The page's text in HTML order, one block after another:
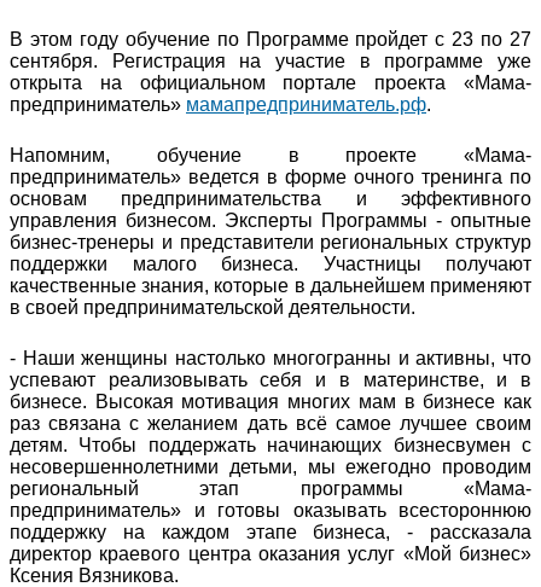
В этом году обучение по Программе пройдет с 23 по 27
сентября. Регистрация на участие в программе уже
открыта на официальном портале проекта «Мама-
предприниматель» мамапредприниматель.рф.
Напомним, обучение в проекте «Мама-
предприниматель» ведется в форме очного тренинга по
основам предпринимательства и эффективного
управления бизнесом. Эксперты Программы - опытные
бизнес-тренеры и представители региональных структур
поддержки малого бизнеса. Участницы получают
качественные знания, которые в дальнейшем применяют
в своей предпринимательской деятельности.
- Наши женщины настолько многогранны и активны, что
успевают реализовывать себя и в материнстве, и в
бизнесе. Высокая мотивация многих мам в бизнесе как
раз связана с желанием дать всё самое лучшее своим
детям. Чтобы поддержать начинающих бизнесвумен с
несовершеннолетними детьми, мы ежегодно проводим
региональный этап программы «Мама-
предприниматель» и готовы оказывать всестороннюю
поддержку на каждом этапе бизнеса, - рассказала
директор краевого центра оказания услуг «Мой бизнес»
Ксения Вязникова.